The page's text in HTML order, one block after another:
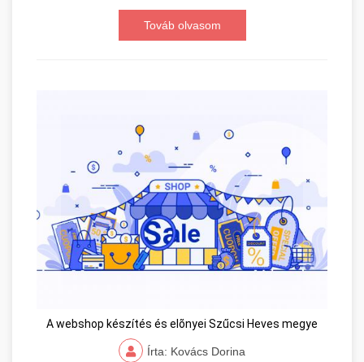
Továb olvasom
A webshop készítés és elõnyei Szűcsi Heves megye
Írta: Kovács Dorina